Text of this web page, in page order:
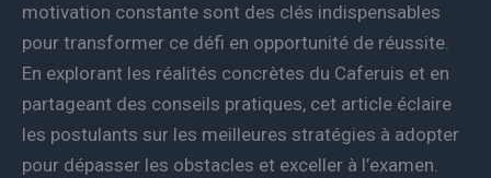
motivation constante sont des clés indispensables
pour transformer ce défi en opportunité de réussite.
En explorant les réalités concrètes du Caferuis et en
partageant des conseils pratiques, cet article éclaire
les postulants sur les meilleures stratégies à adopter
pour dépasser les obstacles et exceller à l’examen.